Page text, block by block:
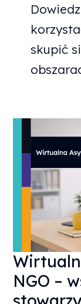
skupić
NGO –
DLA
NGO
–
WSPARCIE
FUNDACJI